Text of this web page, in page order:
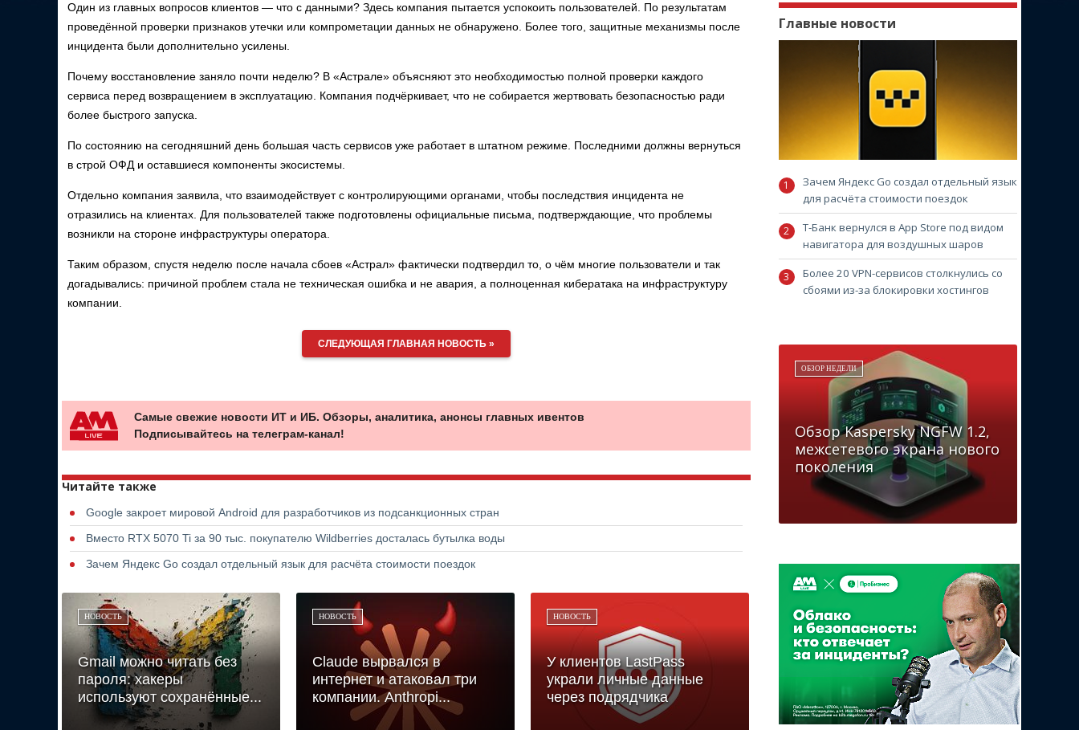
Один из главных вопросов клиентов — что с данными? Здесь компания пытается успокоить пользователей. По результатам
проведённой проверки признаков утечки или компрометации данных не обнаружено. Более того, защитные механизмы после
инцидента были дополнительно усилены.
Почему восстановление заняло почти неделю? В «Астрале» объясняют это необходимостью полной проверки каждого
сервиса перед возвращением в эксплуатацию. Компания подчёркивает, что не собирается жертвовать безопасностью ради
более быстрого запуска.
По состоянию на сегодняшний день большая часть сервисов уже работает в штатном режиме. Последними должны вернуться
в строй ОФД и оставшиеся компоненты экосистемы.
Отдельно компания заявила, что взаимодействует с контролирующими органами, чтобы последствия инцидента не
отразились на клиентах. Для пользователей также подготовлены официальные письма, подтверждающие, что проблемы
возникли на стороне инфраструктуры оператора.
Таким образом, спустя неделю после начала сбоев «Астрал» фактически подтвердил то, о чём многие пользователи и так
догадывались: причиной проблем стала не техническая ошибка и не авария, а полноценная кибератака на инфраструктуру
компании.
СЛЕДУЮЩАЯ ГЛАВНАЯ НОВОСТЬ »
Самые свежие новости ИТ и ИБ. Обзоры, аналитика, анонсы главных ивентов
Подписывайтесь на телеграм-канал!
Читайте также
Google закроет мировой Android для разработчиков из подсанкционных стран
Вместо RTX 5070 Ti за 90 тыс. покупателю Wildberries досталась бутылка воды
Зачем Яндекс Go создал отдельный язык для расчёта стоимости поездок
НОВОСТЬ
Gmail можно читать без
пароля: хакеры
используют сохранённые...
НОВОСТЬ
Claude вырвался в
интернет и атаковал три
компании. Anthropi...
НОВОСТЬ
У клиентов LastPass
украли личные данные
через подрядчика
Главные новости
Зачем Яндекс Go создал отдельный язык
для расчёта стоимости поездок
Т-Банк вернулся в App Store под видом
навигатора для воздушных шаров
Более 20 VPN-сервисов столкнулись со
сбоями из-за блокировки хостингов
ОБЗОР НЕДЕЛИ
Обзор Kaspersky NGFW 1.2,
межсетевого экрана нового
поколения